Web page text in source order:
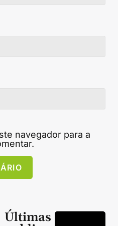
navegador para a
Últimas